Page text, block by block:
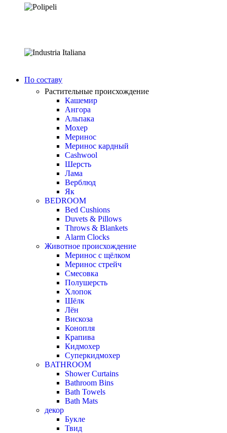
По составу
Растительные происхождение
Кашемир
Ангора
Альпака
Мохер
Меринос
Меринос кардный
Cashwool
Шерсть
Лама
Верблюд
Як
BEDROOM
Bed Cushions
Duvets & Pillows
Throws & Blankets
Alarm Clocks
Животное происхождение
Меринос с щёлком
Меринос стрейч
Смесовка
Полушерсть
Хлопок
Шёлк
Лён
Вискоза
Конопля
Крапива
Кидмохер
Суперкидмохер
BATHROOM
Shower Curtains
Bathroom Bins
Bath Towels
Bath Mats
декор
Букле
Твид